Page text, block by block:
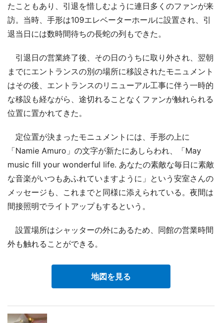
たこともあり、引退を惜しむように連日多くのファンが来
訪。当時、手形は109エレベーターホールに設置され、引
退当日には数時間待ちの長蛇の列もできた。
引退日の営業終了後、その日のうちに取り外され、翌朝
までにエントランスの別の場所に移設されたモニュメント
はその後、エントランスのリニューアル工事に伴う一時的
な移設も経ながら、途切れることなくファンが触れられる
位置に置かれてきた。
定位置が決まったモニュメントには、手形の上に
「Namie Amuro」の文字が新たにあしらわれ、「May
music fill your wonderful life. あなたの素敵な毎日に素敵
な音楽がいつもあふれていますように」という安室さんの
メッセージも、これまでと同様に添えられている。夜間は
間接照明でライトアップもするという。
設置場所はシャッターの外にあるため、同館の営業時間
外も触れることができる。
地図を見る